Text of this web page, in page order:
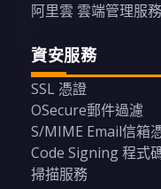
阿里雲 雲端管理服務
資安服務
SSL 憑證
OSecure郵件過濾
S/MIME Email信箱
Code Signing 程式
掃描服務